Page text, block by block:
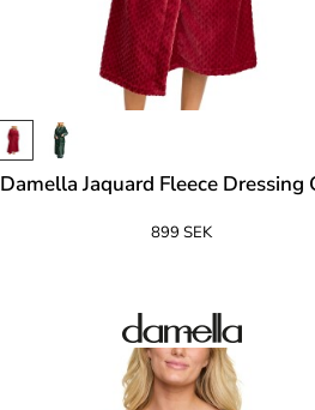
Damella Jaquard Fleece Dressing
899 SEK